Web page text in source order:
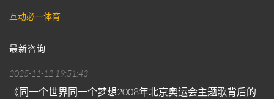
互动必一体育
最新咨询
2025-11-12 19:51:43
《同一个世界同一个梦想2008年北京奥运会主题歌背后的